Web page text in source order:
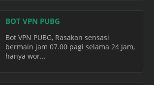
BOT VPN PUBG
Bot VPN PUBG, Rasakan sensasi
bermain jam 07.00 pagi selama 24 Jam,
hanya wor...